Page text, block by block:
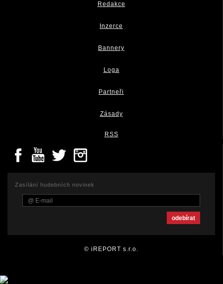
Redakce
Inzerce
Bannery
Loga
Partneři
Zásady
RSS
Zasílání hudebních novinek
© iREPORT s.r.o.